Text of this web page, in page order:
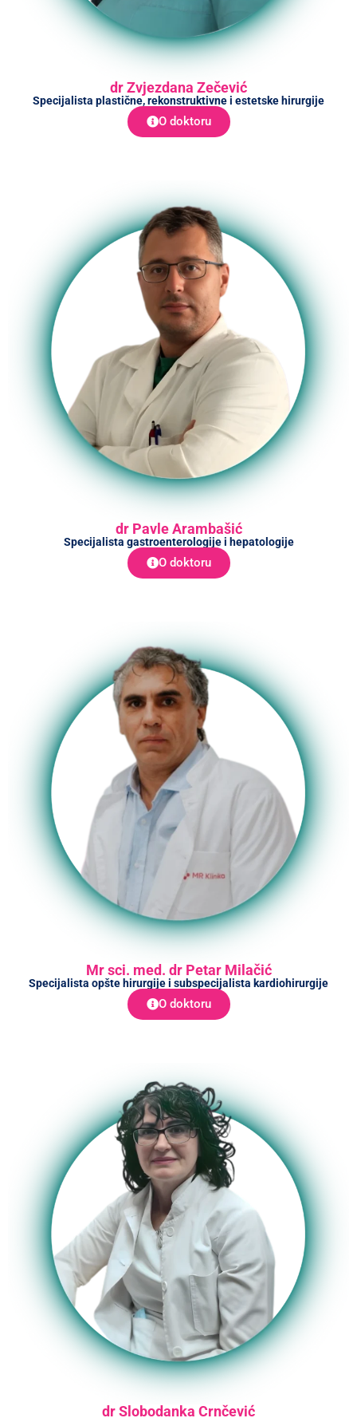
dr Zvjezdana Zečević
Specijalista plastične, rekonstruktivne i estetske hirurgije
O doktoru
dr Pavle Arambašić
Specijalista gastroenterologije i hepatologije
O doktoru
Mr sci. med. dr Petar Milačić
Specijalista opšte hirurgije i subspecijalista kardiohirurgije
O doktoru
dr Slobodanka Crnčević